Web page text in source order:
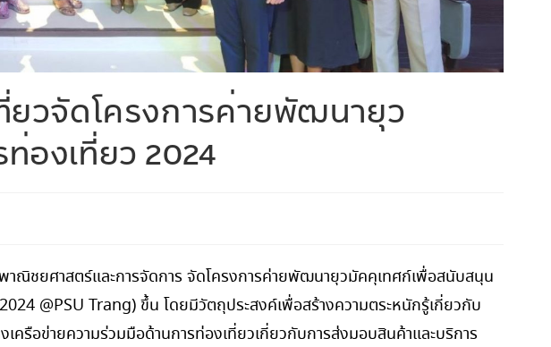
ยวจัดโครงการค่ายพัฒนายุว
องเที่ยว 2024
าณิชยศาสตร์และการจัดการ จัดโครงการค่ายพัฒนายุวมัคคุเทศก์เพื่อสนับสนุน
@PSU Trang) ขึ้น โดยมีวัตถุประสงค์เพื่อสร้างความตระหนักรู้เกี่ยวกับ
รือข่ายความร่วมมือด้านการท่องเที่ยวเกี่ยวกับการส่งมอบสินค้าและบริการ